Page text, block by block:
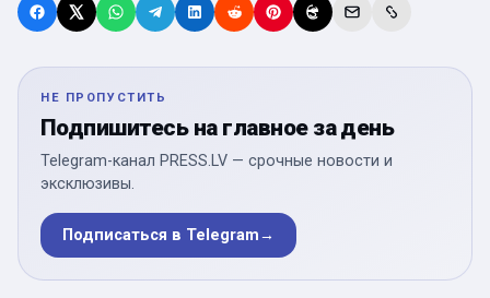
НЕ ПРОПУСТИТЬ
Подпишитесь на главное за день
Telegram-канал PRESS.LV — срочные новости и
эксклюзивы.
Подписаться в Telegram→